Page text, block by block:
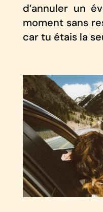
d’annuler un
moment sans
car tu étais la